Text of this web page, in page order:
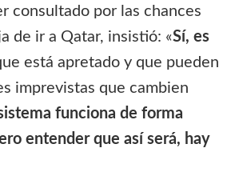
consultado por las chances
de ir a Qatar, insistió: «Sí, es
está apretado y que pueden
imprevistas que cambien
funciona de forma
entender que así será, hay